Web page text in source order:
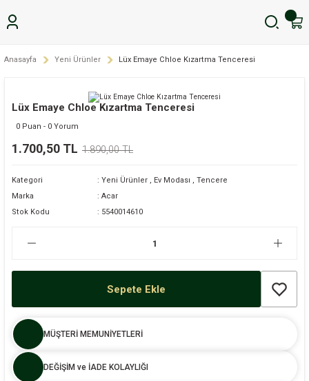
Anasayfa Yeni Ürünler Lüx Emaye Chloe Kızartma Tenceresi
Lüx Emaye Chloe Kızartma Tenceresi
0 Puan - 0 Yorum
1.700,50 TL 1.890,00 TL
Kategori Yeni Ürünler , Ev Modası ,Tencere
Marka
Acar
Stok Kodu
5540014610
Sepete Ekle
MÜŞTERİ MEMUNİYETLERİ
DEĞİŞİM ve İADE KOLAYLIĞI